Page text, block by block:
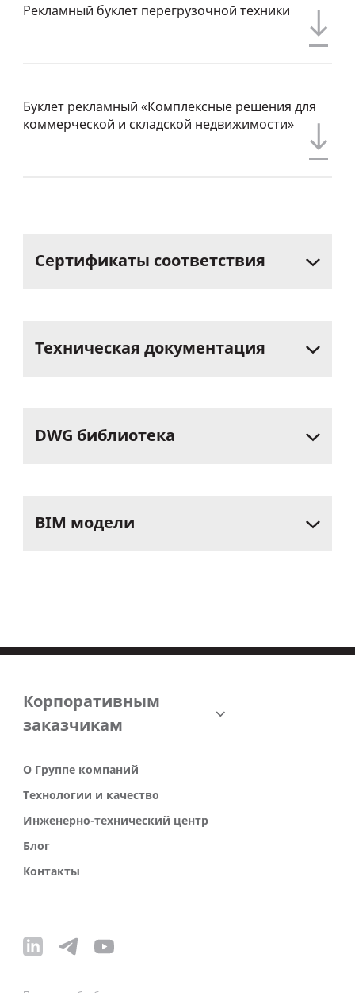
Рекламный буклет перегрузочной техники
Буклет рекламный «Комплексные решения для
коммерческой и складской недвижимости»
Сертификаты соответствия
Техническая документация
DWG библиотека
BIM модели
Корпоративным
заказчикам
О Группе компаний
Технологии и качество
Инженерно-технический центр
Блог
Контакты